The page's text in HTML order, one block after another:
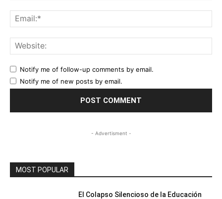
Notify me of follow-up comments by email.
Notify me of new posts by email.
- Advertisment -
MOST POPULAR
El Colapso Silencioso de la Educación